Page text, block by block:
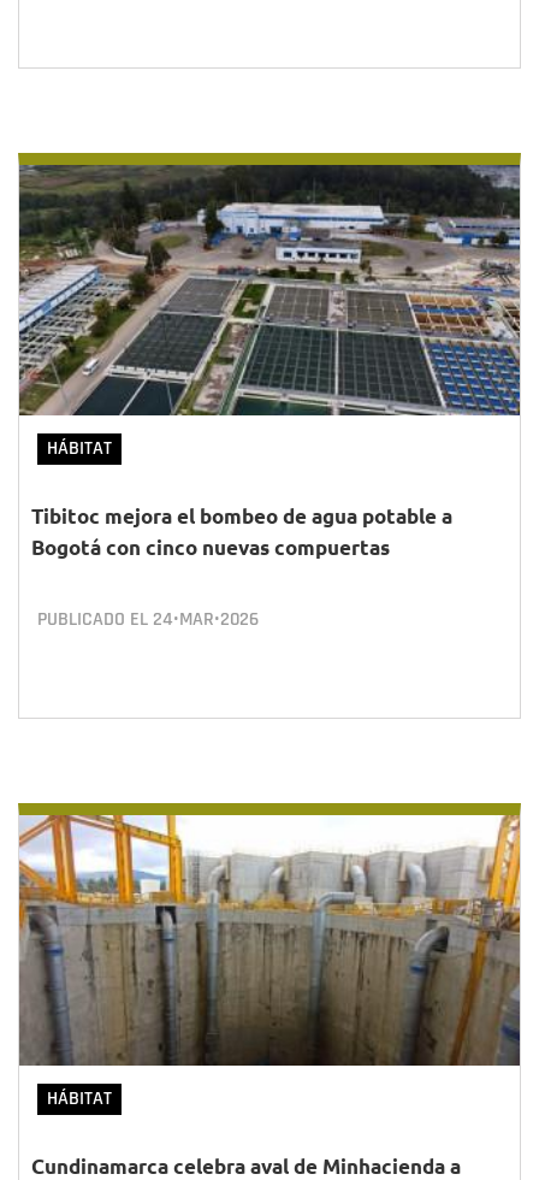
HÁBITAT
Tibitoc mejora el bombeo de agua potable a
Bogotá con cinco nuevas compuertas
PUBLICADO EL 24•MAR•2026
HÁBITAT
Cundinamarca celebra aval de Minhacienda a